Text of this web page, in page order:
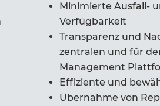
Minimierte Ausfall-
Verfügbarkeit
Transparenz und
zentralen und für
Management
Effiziente und
Übernahme von